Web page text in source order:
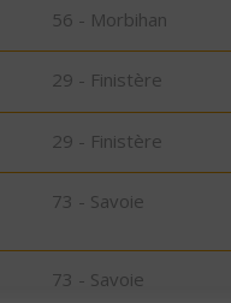
56 - Morbihan
29 - Finistère
29 - Finistère
73 - Savoie
73 - Savoie